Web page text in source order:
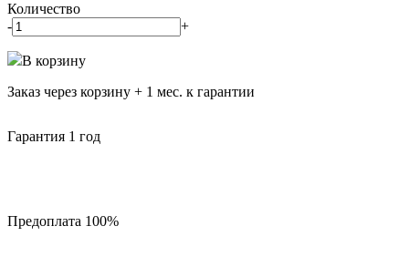
Количество
-
+
В корзину
Заказ через корзину + 1 мес. к гарантии
Гарантия 1 год
Предоплата 100%